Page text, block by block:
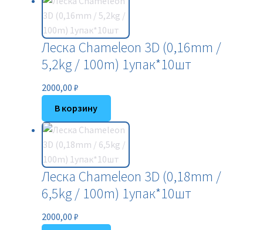
Леска Chameleon 3D (0,16mm /
5,2kg / 100m) 1упак*10шт
2000,00 ₽
В корзину
Леска Chameleon 3D (0,18mm /
6,5kg / 100m) 1упак*10шт
2000,00 ₽